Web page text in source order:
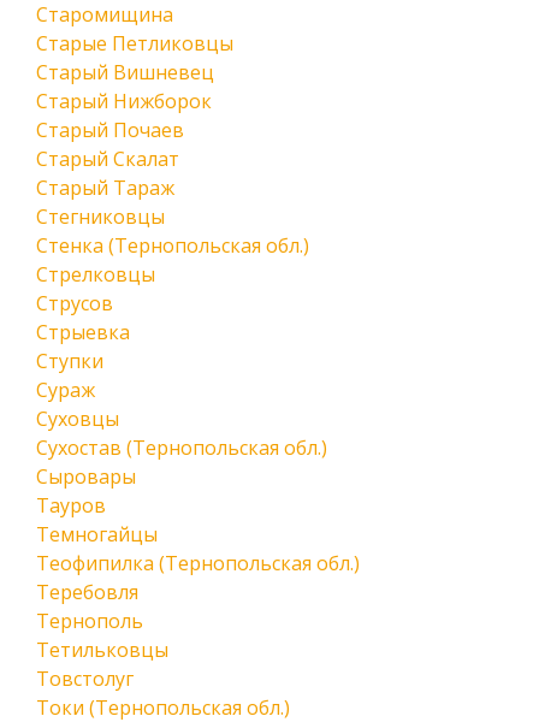
Старомищина
Старые Петликовцы
Старый Вишневец
Старый Нижборок
Старый Почаев
Старый Скалат
Старый Тараж
Стегниковцы
Стенка (Тернопольская обл.)
Стрелковцы
Струсов
Стрыевка
Ступки
Сураж
Суховцы
Сухостав (Тернопольская обл.)
Сыровары
Тауров
Темногайцы
Теофипилка (Тернопольская обл.)
Теребовля
Тернополь
Тетильковцы
Товстолуг
Токи (Тернопольская обл.)